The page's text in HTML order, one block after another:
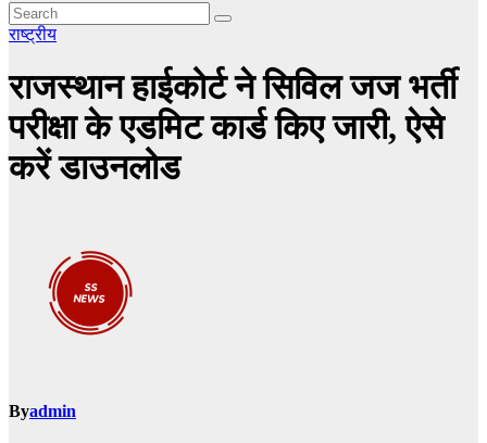
राष्ट्रीय
राजस्थान हाईकोर्ट ने सिविल जज भर्ती
परीक्षा के एडमिट कार्ड किए जारी, ऐसे
करें डाउनलोड
Byadmin